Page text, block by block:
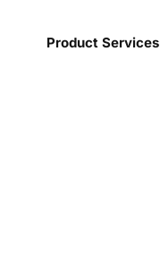
Product Services